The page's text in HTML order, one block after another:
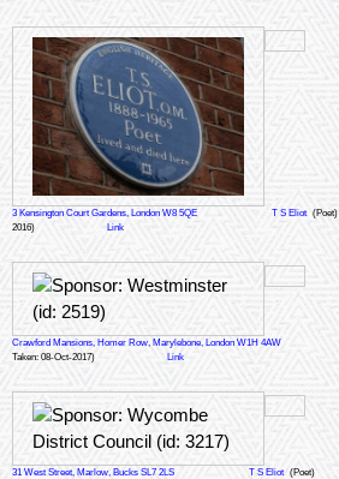
3 Kensington Court Gardens, London W8 5QE T S Eliot (Poet)
2016)
Link
Crawford Mansions, Homer Row, Marylebone, London W1H 4AW
Taken: 08-Oct-2017)
Link
31 West Street, Marlow, Bucks SL7 2LS T S Eliot (Poet)